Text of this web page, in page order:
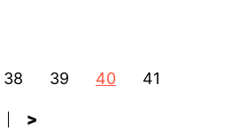
38 39 40 41
>